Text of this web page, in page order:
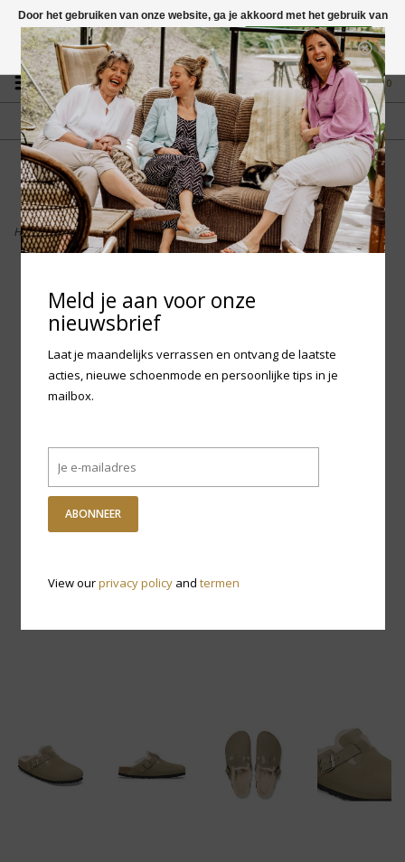
Vragen? App naar +31 58 250 1503
0
GRATIS VERZENDING NL
Vanaf € 75,-
FYSIEKE WINKEL
in Mantgum (frl)
fdad
Home>Birkenstock Boston Shearling - Taupe Narrow
Door het gebruiken van onze website, ga je akkoord met het gebruik van
cookies om onze website te verbeteren.
Dit bericht verbergen
Meer over cookies »
Meld je aan voor onze
nieuwsbrief
Laat je maandelijks verrassen en ontvang de laatste
acties, nieuwe schoenmode en persoonlijke tips in je
mailbox.
ABONNEER
View ourprivacy policyand termen